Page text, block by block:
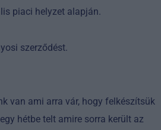
piaci helyzet alapján.
szerződést.
van ami arra vár, hogy felkészítsük
hétbe telt amire sorra került az